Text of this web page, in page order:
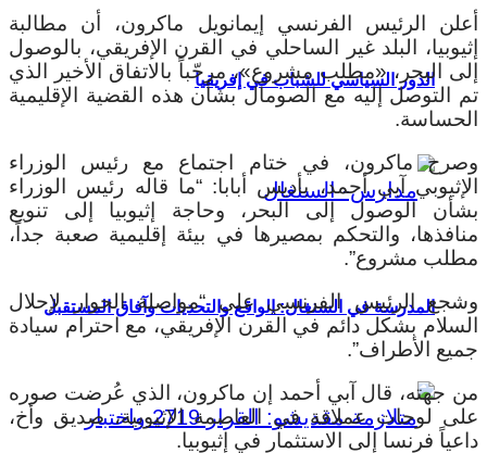
الدور السياسي للشباب في إفريقيا
المدرسة في السنغال: الواقع والتحديات وآفاق المستقبل
أعلن الرئيس الفرنسي إيمانويل ماكرون، أن مطالبة
إثيوبيا، البلد غير الساحلي في القرن الإفريقي، بالوصول
إلى البحر، «مطلب مشروع»، مرحّباً بالاتفاق الأخير الذي
تم التوصل إليه مع الصومال بشأن هذه القضية الإقليمية
الحساسة.
وصرح ماكرون، في ختام اجتماع مع رئيس الوزراء
الإثيوبي آبي أحمد، بأديس أبابا: “ما قاله رئيس الوزراء
بشأن الوصول إلى البحر، وحاجة إثيوبيا إلى تنويع
منافذها، والتحكم بمصيرها في بيئة إقليمية صعبة جداً،
مطلب مشروع”.
وشجع الرئيس الفرنسي على “مواصلة الحوار لإحلال
السلام بشكل دائم في القرن الإفريقي، مع احترام سيادة
جميع الأطراف”.
من جهته، قال آبي أحمد إن ماكرون، الذي عُرضت صوره
على لوحات عملاقة في العاصمة الإثيوبية، صديق وأخ،
داعياً فرنسا إلى الاستثمار في إثيوبيا.